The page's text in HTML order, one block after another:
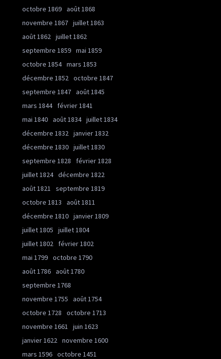
octobre 1869 août 1868
novembre 1867 juillet 1863
août 1862 juillet 1862
septembre 1859 mai 1859
octobre 1854 mars 1853
décembre 1852 octobre 1847
septembre 1847 août 1845
mars 1844
février 1841
mai 1840 août 1834 juillet 1834
décembre 1832 janvier 1832
décembre 1830 juillet 1830
septembre 1828
février 1828
juillet 1824 décembre 1822
août 1821
septembre 1819
octobre 1813
août 1811
décembre 1810 janvier 1809
juillet 1805
juillet 1804
juillet 1802
février 1802
mai 1799 octobre 1790
août 1786 août 1780
septembre 1768
novembre 1755
août 1754
octobre 1728
octobre 1713
novembre 1661
juin 1623
janvier 1622 novembre 1600
mars 1596 octobre 1451